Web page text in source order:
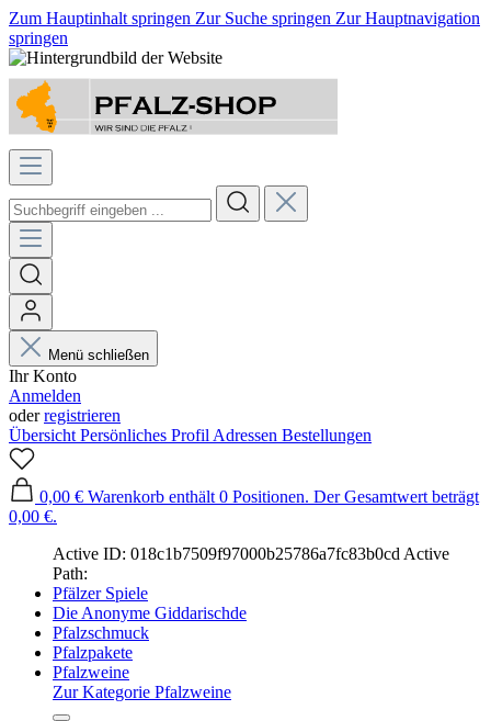
Zum Hauptinhalt springen Zur Suche springen Zur Hauptnavigation
springen
Menü schließen
Ihr Konto
Anmelden
oderregistrieren
Übersicht Persönliches Profil Adressen Bestellungen
0,00 € Warenkorb enthält 0 Positionen. Der Gesamtwert beträgt
0,00 €.
Active ID: 018c1b7509f97000b25786a7fc83b0cd Active
Path:
Pfälzer Spiele
Die Anonyme Giddarischde
Pfalzschmuck
Pfalzpakete
Pfalzweine
Zur Kategorie Pfalzweine